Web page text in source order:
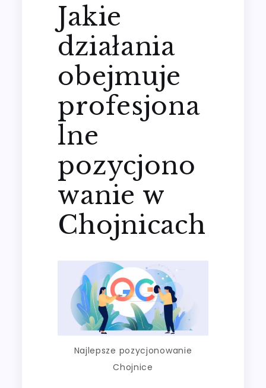
Jakie
działania
obejmuje
profesjona
lne
pozycjono
wanie w
Chojnicach
Najlepsze pozycjonowanie
Chojnice